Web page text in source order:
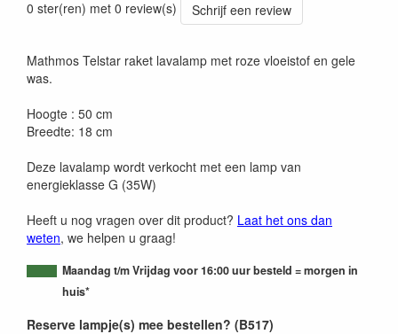
0 ster(ren) met 0 review(s)
Schrijf een review
Mathmos Telstar raket lavalamp met roze vloeistof en gele
was.
Hoogte : 50 cm
Breedte: 18 cm
Deze lavalamp wordt verkocht met een lamp van
energieklasse G (35W)
Heeft u nog vragen over dit product? Laat het ons dan
weten, we helpen u graag!
Maandag t/m Vrijdag voor 16:00 uur besteld = morgen in
huis*
Reserve lampje(s) mee bestellen? (B517)